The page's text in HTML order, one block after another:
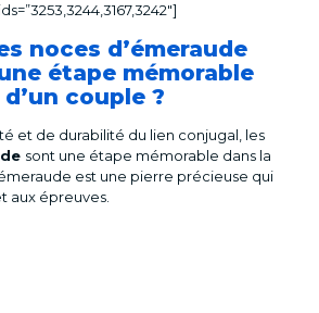
noces d’émeraude
étape mémorable
couple ?
et de durabilité du lien conjugal, les
sont une étape mémorable dans la
est une pierre précieuse qui
aux épreuves.